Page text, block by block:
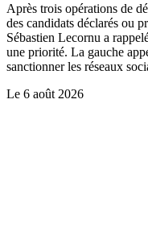
Après trois opérations de
des candidats déclarés ou
Sébastien Lecornu a
une priorité. La gauche
sanctionner les réseaux
Le 6 août 2026